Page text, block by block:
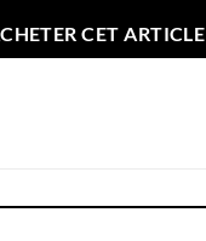
CET ARTICLE